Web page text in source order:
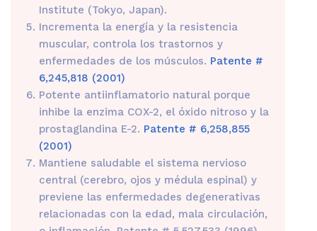
Institute (Tokyo, Japan).
Incrementa la energía y la resistencia
muscular, controla los trastornos y
enfermedades de los músculos. Patente #
6,245,818 (2001)
Potente antiinflamatorio natural porque
inhibe la enzima COX-2, el óxido nitroso y la
prostaglandina E-2. Patente # 6,258,855
(2001)
Mantiene saludable el sistema nervioso
central (cerebro, ojos y médula espinal) y
previene las enfermedades degenerativas
relacionadas con la edad, mala circulación,